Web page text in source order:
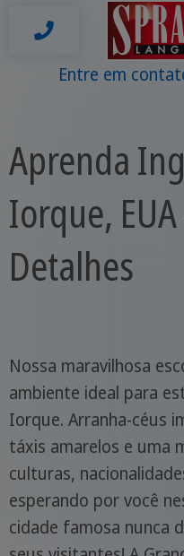
Entre em
Aprenda
Iorque,
Detalhes
Nossa maravilhosa
ambiente ideal para
Iorque. Arranha-céus
táxis amarelos e uma
culturas,
esperando por você
cidade famosa nunca